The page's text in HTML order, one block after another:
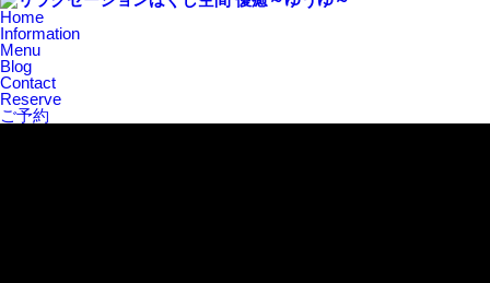
Home
Information
Menu
Blog
Contact
Reserve
ご予約